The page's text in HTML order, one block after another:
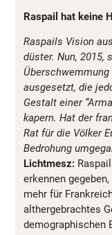
Raspail hat keine
Raspails Vision
düster. Nun, 2015,
Überschwemmung
ausgesetzt, die
Gestalt einer
kapern. Hat der
Rat für die Völker
Bedrohung
Lichtmesz:
erkennen
mehr für
althergebrachtes
demographischen